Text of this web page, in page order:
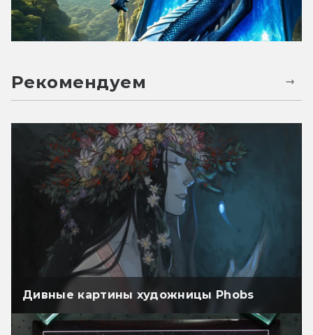
Рекомендуем
Дивные картины художницы Phobs